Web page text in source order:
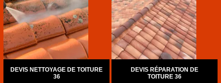
DEVIS NETTOYAGE DE TOITURE
36
DEVIS RÉPARATION DE
TOITURE 36